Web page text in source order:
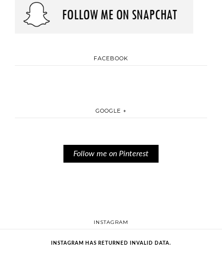
FACEBOOK
GOOGLE +
Follow me on Pinterest
INSTAGRAM
INSTAGRAM HAS RETURNED INVALID DATA.